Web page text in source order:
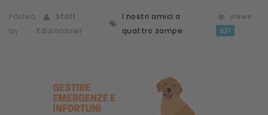
Posted
by
Staff
Edizionilswr
I nostri amici a
quattro zampe
views
821